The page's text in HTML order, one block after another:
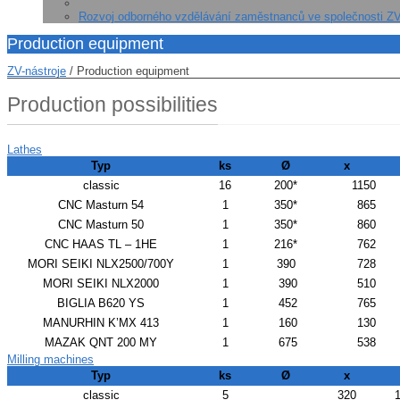
Rozvoj odborného vzdělávání zaměstnanců ve společnosti
Production equipment
ZV-nástroje / Production equipment
Production possibilities
Lathes
Typ
ks Ø x
classic
16 200*
1150
CNC Masturn 54
1 350*
865
CNC Masturn 50
1 350*
860
CNC HAAS TL – 1HE
1 216*
762
MORI SEIKI NLX2500/700Y
1 390
728
MORI SEIKI NLX2000
1 390
510
BIGLIA B620 YS
1 452
765
MANURHIN K’MX 413
1 160
130
MAZAK QNT 200 MY
1 675
538
Milling machines
Typ
ks Ø x
classic
5 320